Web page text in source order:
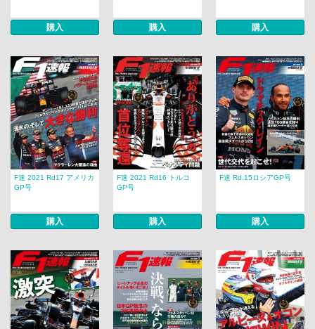
購入 購入 購入
F速 2021 Rd17 アメリカ
GP号
購入
F速 2021 Rd16 トルコ
GP号
購入
F速 Rd.15ロシアGP号
購入